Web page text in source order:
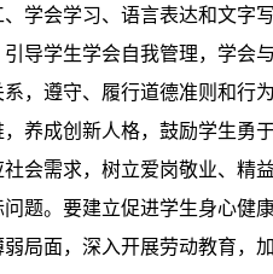
学会学习、语言表达和文字
导学生学会自我管理，学会
，遵守、履行道德准则和行
养成创新人格，鼓励学生勇
会需求，树立爱岗敬业、精
题。要建立促进学生身心健
局面，深入开展劳动教育，